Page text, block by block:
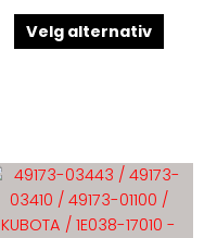
Velg alternativ
Dette
har